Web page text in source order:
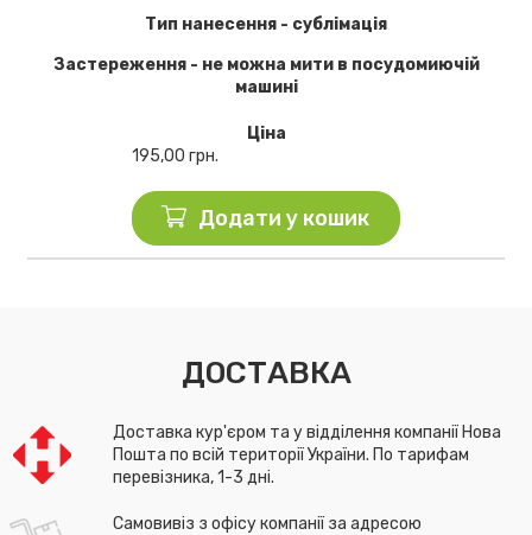
Тип нанесення - сублімація
Застереження - не можна мити в посудомиючій
машині
Ціна
195,00 грн.
Додати у кошик
ДОСТАВКА
Доставка кур'єром та у відділення компанії Нова
Пошта по всій території України. По тарифам
перевізника, 1-3 дні.
Самовивіз з офісу компанії за адресою